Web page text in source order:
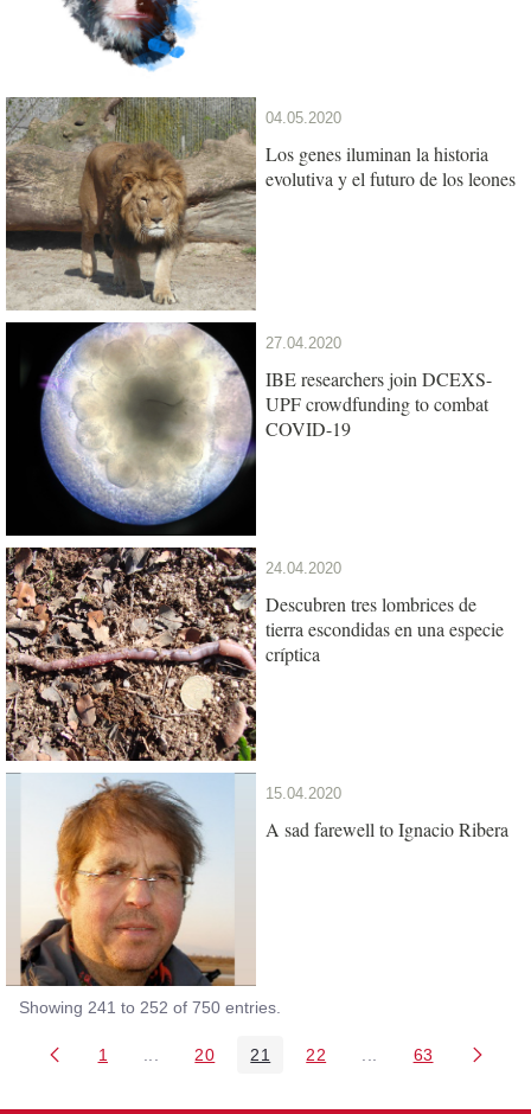
04.05.2020
Los genes iluminan la historia
evolutiva y el futuro de los leones
27.04.2020
IBE researchers join DCEXS-
UPF crowdfunding to combat
COVID-19
24.04.2020
Descubren tres lombrices de
tierra escondidas en una especie
críptica
15.04.2020
A sad farewell to Ignacio Ribera
Showing 241 to 252 of 750 entries.
Page
1 Intermediate Pages Use TAB to navigate.
Page
20 Page
21 Page
22 Intermediate Pages
Page
63